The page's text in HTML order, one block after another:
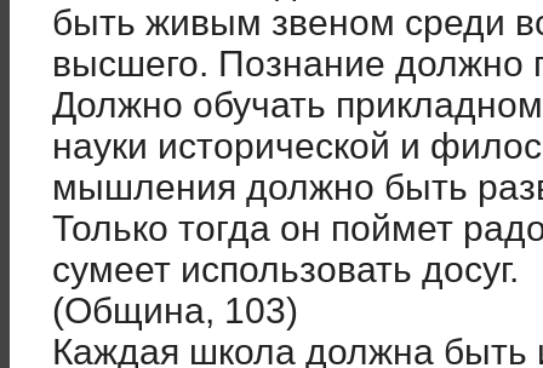
быть живым звеном среди
высшего. Познание должно
Должно обучать
науки исторической и
мышления должно быть
Только тогда он поймет
сумеет использовать досуг.
(Община, 103)
Каждая школа должна быть